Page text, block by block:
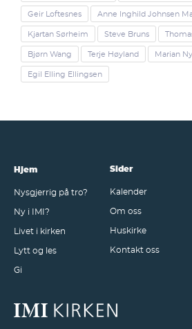
Geir Loftesnes Anne Inghild Johnsen
Kjartan Sørheim Steve Bruns
Bjørn Wang Terje Høyland Marian
Egil Elling Ellingsen
Hjem
Nysgjerrig på tro?
Ny i IMI?
Livet i kirken
Lytt og les
Gi
Sider
Kalender
Om oss
Huskirke
Kontakt oss